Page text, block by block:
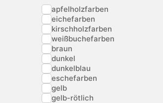
apfelholzfarben
eichefarben
kirschholzfarben
weißbuchefarben
braun
dunkel
dunkelblau
eschefarben
gelb
gelb-rötlich